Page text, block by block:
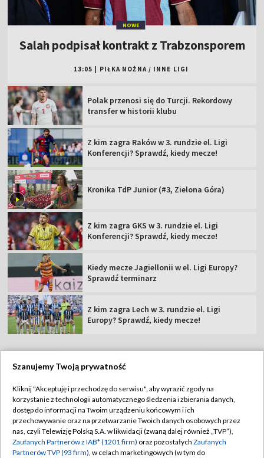
NOWE
Salah podpisał kontrakt z Trabzonsporem
13:05 PIŁKA NOŻNA / INNE LIGI
Polak przenosi się do Turcji. Rekordowy
transfer w historii klubu
Z kim zagra Raków w 3. rundzie el. Ligi
Konferencji? Sprawdź, kiedy mecze!
Kronika TdP Junior (#3, Zielona Góra)
Z kim zagra GKS w 3. rundzie el. Ligi
Konferencji? Sprawdź, kiedy mecze!
Kiedy mecze Jagiellonii w el. Ligi Europy?
Sprawdź terminarz
Z kim zagra Lech w 3. rundzie el. Ligi
Europy? Sprawdź, kiedy mecze!
Abonament TVP
Sklep TVP
Biuro Reklamy
Regulamin TVP
Polityka prywatności
Moje zgody
Szanujemy Twoją prywatność
Kliknij "Akceptuję i przechodzę do serwisu", aby wyrazić zgody na
korzystanie z technologii automatycznego śledzenia i zbierania danych,
dostęp do informacji na Twoim urządzeniu końcowym i ich
przechowywanie oraz na przetwarzanie Twoich danych osobowych przez
nas, czyli Telewizję Polską S.A. w likwidacji (zwaną dalej również „TVP”),
Zaufanych Partnerów z IAB* (1201 firm) oraz pozostałych Zaufanych
Partnerów TVP (93 firm), w celach marketingowych (w tym do